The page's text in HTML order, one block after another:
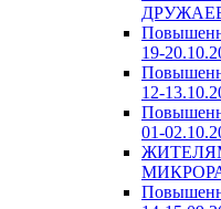
19-
12-
01-